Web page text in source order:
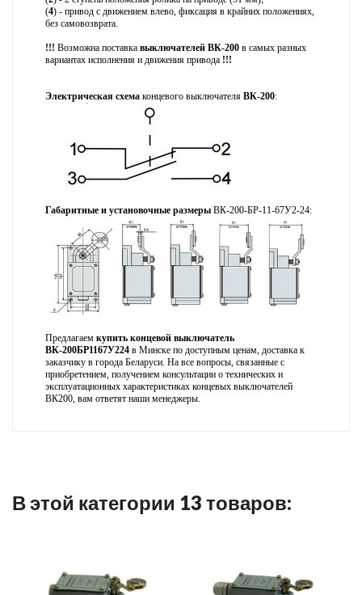
(4) - привод с движением влево, фиксация в крайних положениях,
без самовозврата.
!!! Возможна поставка выключателей ВК-200 в самых разных
вариантах исполнения и движения привода !!!
Электрическая схема концевого выключателя ВК-200:
Габаритные и установочные размеры ВК-200-БР-11-67У2-24:
Предлагаем купить концевой выключатель
ВК-200БР1167У224 в Минске по доступным ценам, доставка к
заказчику в города Беларуси. На все вопросы, связанные с
приобретением, получением консультации о технических и
эксплуатационных характеристиках концевых выключателей
ВК200, вам ответят наши менеджеры.
В этой категории 13 товаров: